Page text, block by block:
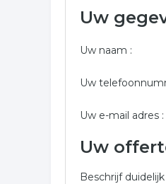
Onderstaande
Maarssen.
Trefwoorden:
klussen klussen
Uw
Uw naam :
Uw
Uw e-mail adres :
Uw
Beschrijf